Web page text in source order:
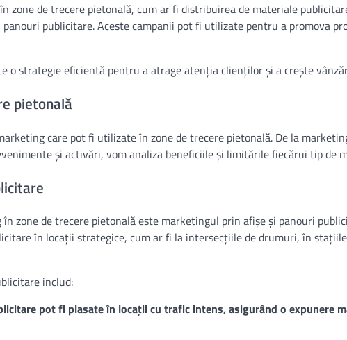
zone de trecere pietonală, cum ar fi distribuirea de materiale
publicitare. Aceste campanii pot fi utilizate pentru a promova
o strategie eficientă pentru a atrage atenția clienților și a crește
pietonală
care pot fi utilizate în zone de trecere pietonală. De la
și activări, vom analiza beneficiile și limitările fiecărui tip de
zone de trecere pietonală este marketingul prin afișe și panouri
în locații strategice, cum ar fi la intersecțiile de drumuri, în
includ:
pot fi plasate în locații cu trafic intens, asigurând o expunere